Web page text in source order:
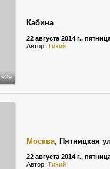
929
Кабина
22 августа 2014 г.,
Автор: Тихий
Москва, Пятницкая
22 августа 2014 г.,
Автор: Тихий